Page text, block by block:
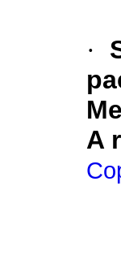
·
A